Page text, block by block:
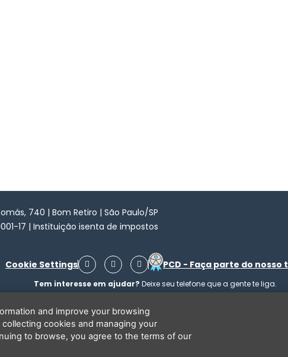
740 | Bom Retiro | São Paulo/SP
17 | Instituição isenta de impostos
Cookie Settings
F
a
e
o
o
k
I
n
s
t
g
r
a
m
Y
o
u
t
b
e
PCD - Faça parte do nosso
Tem interesse em ajudar? Deixe seu telefone que a gente te liga.
Li e concordo que minhas informações serão tratadas de acordo com o
and improve your browsing
cookies and managing your
to browse, you agree to the terms of our